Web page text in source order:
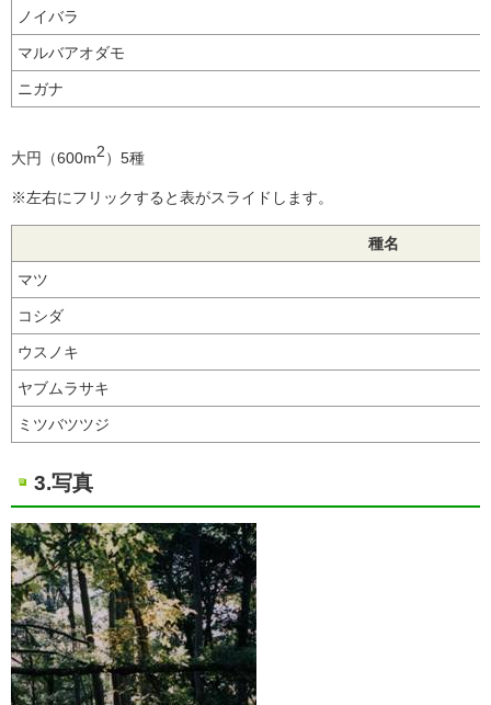
ノイバラ
マルバアオダモ
ニガナ
大円（600m2）5種
※左右にフリックすると表がスライドします。
種名
マツ
コシダ
ウスノキ
ヤブムラサキ
ミツバツツジ
3.写真